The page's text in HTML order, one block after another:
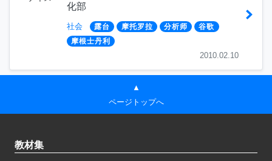
化部
社会 露台 摩托罗拉 分析师
谷歌
摩根士丹利
2010.02.10
▲
ページトップへ
教材集